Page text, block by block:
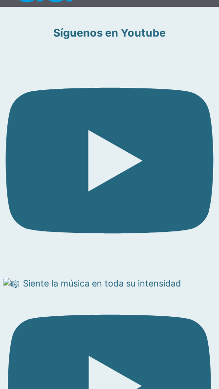
Síguenos en Youtube
Siente la música en toda su intensidad